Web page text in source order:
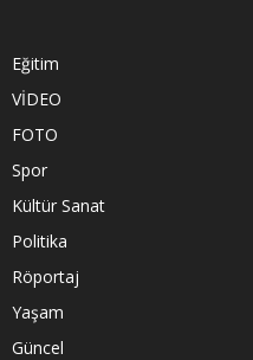
Eğitim
VİDEO
FOTO
Spor
Kültür Sanat
Politika
Röportaj
Yaşam
Güncel